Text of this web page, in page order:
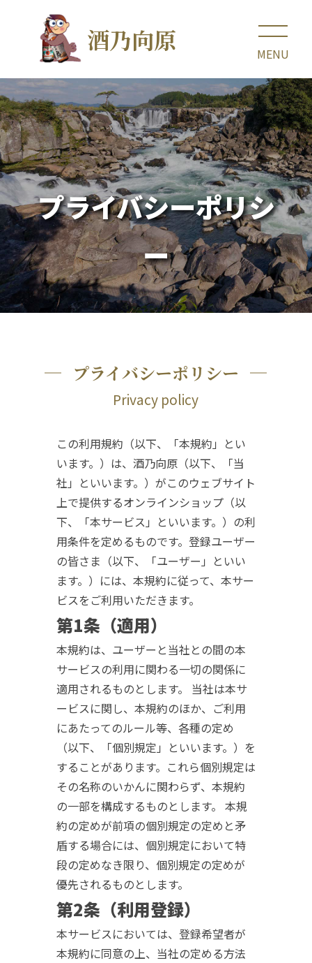
酒乃向原
プライバシーポリシ
ー
プライバシーポリシー
Privacy policy
この利用規約（以下、「本規約」とい
います。）は、酒乃向原（以下、「当
社」といいます。）がこのウェブサイト
上で提供するオンラインショップ（以
下、「本サービス」といいます。）の利
用条件を定めるものです。登録ユーザー
の皆さま（以下、「ユーザー」といい
ます。）には、本規約に従って、本サー
ビスをご利用いただきます。
第1条（適用）
本規約は、ユーザーと当社との間の本
サービスの利用に関わる一切の関係に
適用されるものとします。 当社は本サ
ービスに関し、本規約のほか、ご利用
にあたってのルール等、各種の定め
（以下、「個別規定」といいます。）を
することがあります。これら個別規定は
その名称のいかんに関わらず、本規約
の一部を構成するものとします。 本規
約の定めが前項の個別規定の定めと矛
盾する場合には、個別規定において特
段の定めなき限り、個別規定の定めが
優先されるものとします。
第2条（利用登録）
本サービスにおいては、登録希望者が
本規約に同意の上、当社の定める方法